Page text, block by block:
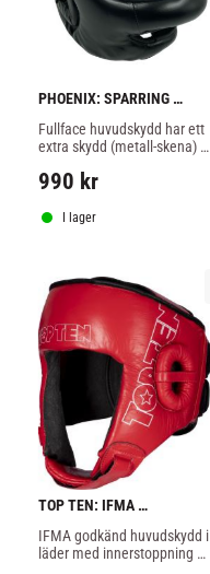
PHOENIX: SPARRING
HUVUDSKYDD MED FACE
BAR
Fullface huvudskydd har ett
extra skydd (metall-skena)
näsa, mun och käke.
990 kr
I lager
TOP TEN: IFMA
HUVUDSKYDD I LÄDER RÖD
IFMA godkänd huvudskydd i
läder med innerstoppning